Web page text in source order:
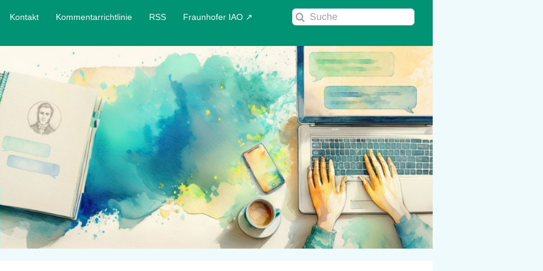
Kontakt Kommentarrichtlinie RSS Fraunhofer IAO ↗
Suche